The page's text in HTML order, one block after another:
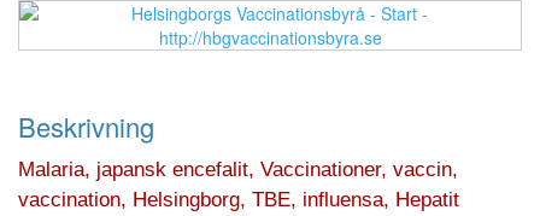
Beskrivning
Malaria, japansk encefalit, Vaccinationer, vaccin,
vaccination, Helsingborg, TBE, influensa, Hepatit